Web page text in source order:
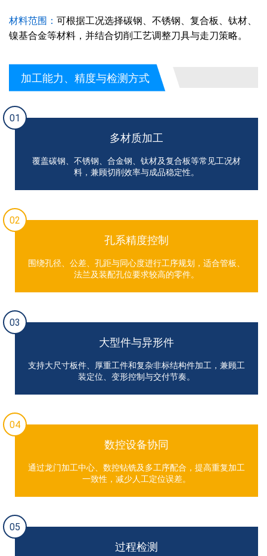
材料范围： 可根据工况选择碳钢、不锈钢、复合板、钛材、
镍基合金等材料，并结合切削工艺调整刀具与走刀策略。
加工能力、精度与检测方式
01
多材质加工
覆盖碳钢、不锈钢、合金钢、钛材及复合板等常见工况材
料，兼顾切削效率与成品稳定性。
02
孔系精度控制
围绕孔径、公差、孔距与同心度进行工序规划，适合管板、
法兰及装配孔位要求较高的零件。
03
大型件与异形件
支持大尺寸板件、厚重工件和复杂非标结构件加工，兼顾工
装定位、变形控制与交付节奏。
04
数控设备协同
通过龙门加工中心、数控钻铣及多工序配合，提高重复加工
一致性，减少人工定位误差。
05
过程检测